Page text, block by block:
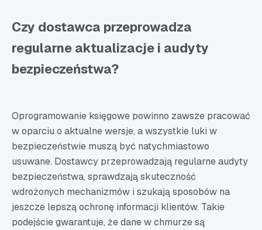
Czy dostawca przeprowadza
regularne aktualizacje i audyty
bezpieczeństwa?
Oprogramowanie księgowe powinno zawsze pracować
w oparciu o aktualne wersje, a wszystkie luki w
bezpieczeństwie muszą być natychmiastowo
usuwane. Dostawcy przeprowadzają regularne audyty
bezpieczeństwa, sprawdzają skuteczność
wdrożonych mechanizmów i szukają sposobów na
jeszcze lepszą ochronę informacji klientów. Takie
podejście gwarantuje, że dane w chmurze są